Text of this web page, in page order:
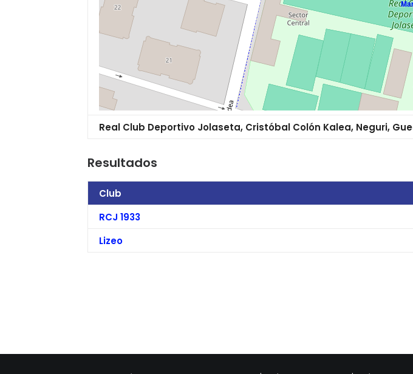
Real Club Deportivo Jolaseta, Cristóbal Colón Kalea, Neguri,
Resultados
Club
RCJ 1933
Lizeo